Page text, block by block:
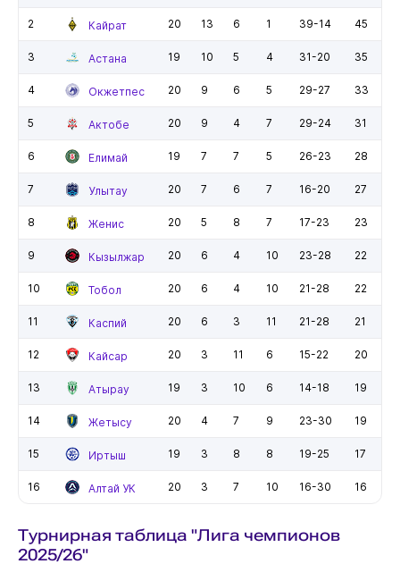
2 Кайрат 20 13 6 1 39-14 45
3 Астана 19 10 5 4 31-20 35
4 Окжетпес 20 9 6 5 29-27 33
5 Актобе 20 9 4 7 29-24 31
6 Елимай 19 7 7 5 26-23 28
7 Улытау 20 7 6 7 16-20 27
8 Женис 20 5 8 7 17-23 23
9 Кызылжар 20 6 4 10 23-28 22
10 Тобол 20 6 4 10 21-28 22
11 Каспий 20 6 3 11 21-28 21
12 Кайсар 20 3 11 6 15-22 20
13 Атырау 19 3 10 6 14-18 19
14 Жетысу 20 4 7 9 23-30 19
15 Иртыш 19 3 8 8 19-25 17
16 Алтай УК 20 3 7 10 16-30 16
Турнирная таблица "Лига чемпионов
2025/26"